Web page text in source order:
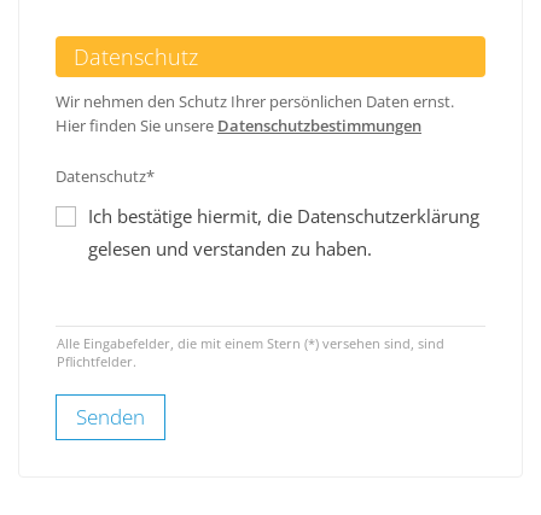
Datenschutz
Wir nehmen den Schutz Ihrer persönlichen Daten ernst.
Hier finden Sie unsere Datenschutzbestimmungen
Datenschutz*
Ich bestätige hiermit, die Datenschutzerklärung
gelesen und verstanden zu haben.
Alle Eingabefelder, die mit einem Stern (*) versehen sind, sind
Pflichtfelder.